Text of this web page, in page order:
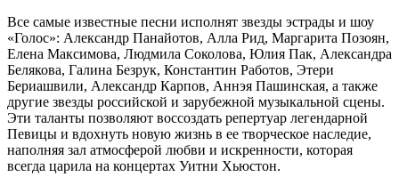
Все самые известные песни исполнят звезды эстрады и шоу
«Голос»: Александр Панайотов, Алла Рид, Маргарита Позоян,
Елена Максимова, Людмила Соколова, Юлия Пак, Александра
Белякова, Галина Безрук, Константин Работов, Этери
Бериашвили, Александр Карпов, Аннэя Пашинская, а также
другие звезды российской и зарубежной музыкальной сцены.
Эти таланты позволяют воссоздать репертуар легендарной
Певицы и вдохнуть новую жизнь в ее творческое наследие,
наполняя зал атмосферой любви и искренности, которая
всегда царила на концертах Уитни Хьюстон.